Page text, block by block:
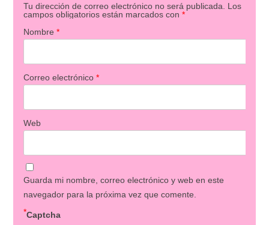
Tu dirección de correo electrónico no será publicada. Los
campos obligatorios están marcados con *
Nombre *
Correo electrónico *
Web
Guarda mi nombre, correo electrónico y web en este
navegador para la próxima vez que comente.
Captcha
*